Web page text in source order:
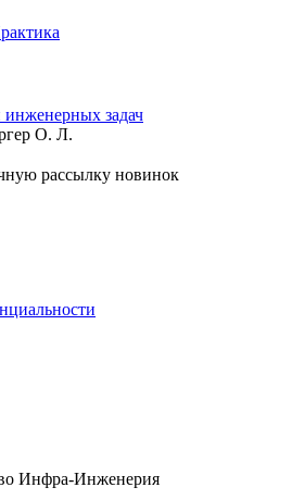
задач
О. Л.
рассылку новинок
Инфра-Инженерия